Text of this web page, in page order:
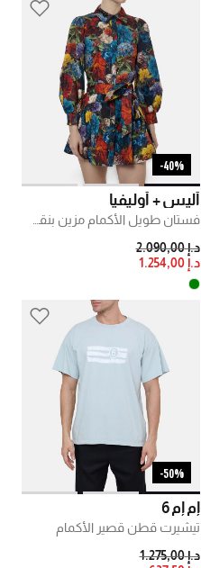
40%-
أليس + أوليفيا
PRICE REDUCED FROM
د.إ 2.090,00
TO
د.إ 1.254,00
50%-
إم إم 6
تيشيرت قطن قصير الأكمام
PRICE REDUCED FROM
د.إ 1.275,00